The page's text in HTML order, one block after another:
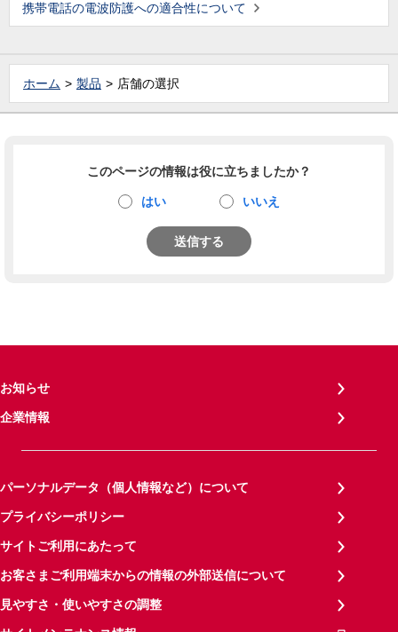
携帯電話の電波防護への適合性について
ホーム 製品 店舗の選択
このページの情報は役に立ちましたか？
はい いいえ
送信する
お知らせ
企業情報
パーソナルデータ（個人情報など）について
プライバシーポリシー
サイトご利用にあたって
お客さまご利用端末からの情報の外部送信について
見やすさ・使いやすさの調整